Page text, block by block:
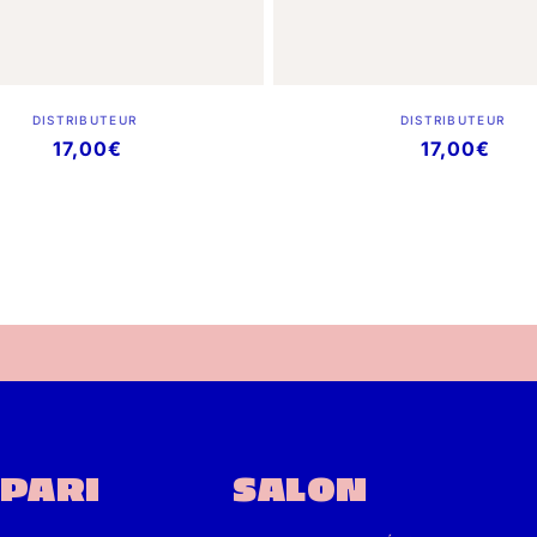
Distributeur :
DISTRIBUTEUR
Prix
17,00€
DISTRIBUTEUR
Prix
17,00€
SALON